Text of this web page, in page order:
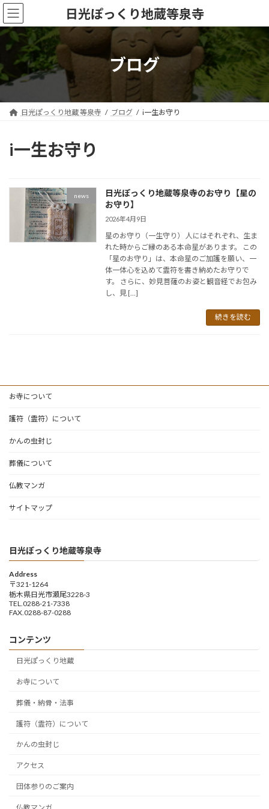
コ
ン
テ
ツ
へ
ス
ッ
ナ
ビ
ゲ
シ
ョ
ン
移
日光ぽっくり地蔵等泉寺
ブログ
日光ぽっくり地蔵 等泉寺 ブログ i一生お守り
i一生お守り
news
日光ぽっくり地蔵等泉寺のお守り【星の
お守り】
2026年4月9日
星のお守り（一生守り） 人にはそれぞれ、生ま
れた時からご縁のある本命星があります。 この
「星のお守り」は、本命星のご加護を願い、一
体一体心を込めて霊符を書き納めたお守りで
す。 さらに、妙見菩薩のお姿と観音経でお包み
し、見 […]
続きを読む
お寺について
護符（霊符）について
かんの虫封じ
葬儀について
仏教マンガ
サイトマップ
日光ぽっくり地蔵等泉寺
Address
〒321-1264
栃木県日光市瀬尾3228-3
TEL.0288-21-7338
FAX.0288-87-0288
コンテンツ
日光ぽっくり地蔵
お寺について
葬儀・納骨・法事
護符（霊符）について
かんの虫封じ
アクセス
団体参りのご案内